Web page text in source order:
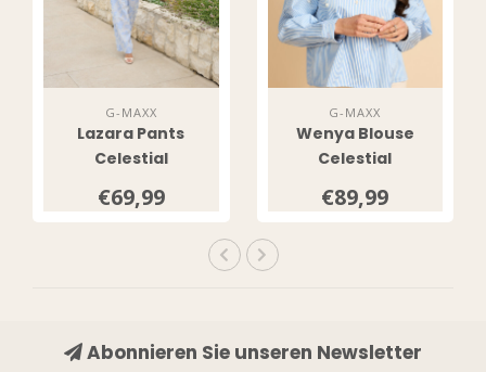
G-MAXX
Lazara Pants
Celestial
€69,99
G-MAXX
Wenya Blouse
Celestial
€89,99
Abonnieren Sie unseren Newsletter